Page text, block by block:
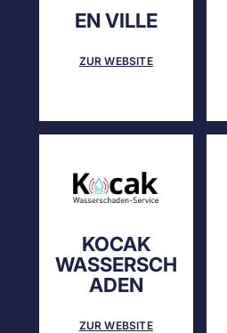
EN VILLE
ZUR WEBSITE
KOCAK
WASSERSCH
ADEN
ZUR WEBSITE